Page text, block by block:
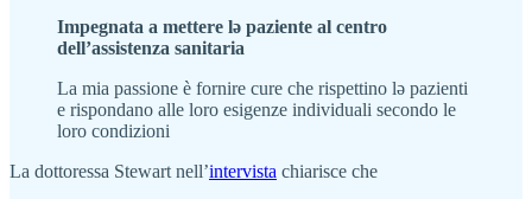
Impegnata a mettere lə paziente al centro
dell’assistenza sanitaria
La mia passione è fornire cure che rispettino lə pazienti
e rispondano alle loro esigenze individuali secondo le
loro condizioni
La dottoressa Stewart nell’intervista chiarisce che